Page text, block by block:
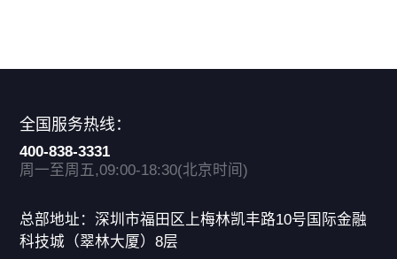
全国服务热线：
400-838-3331
周一至周五,09:00-18:30(北京时间)
总部地址：深圳市福田区上梅林凯丰路10号国际金融
科技城（翠林大厦）8层